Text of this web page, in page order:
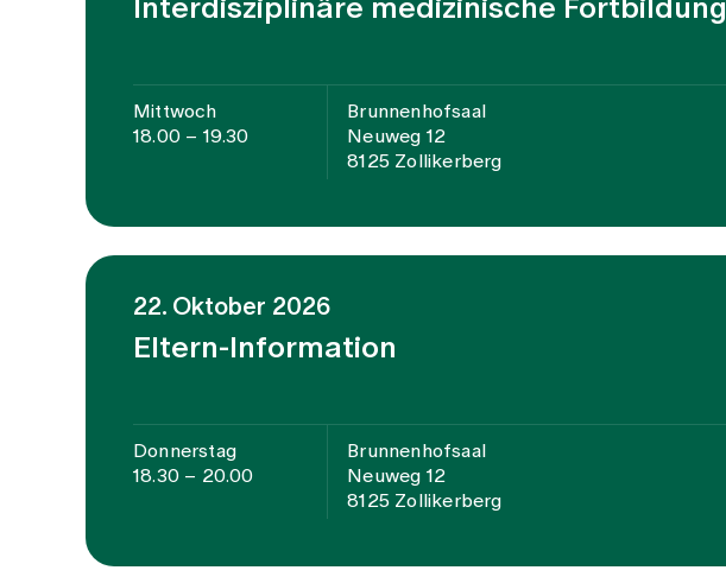
Interdisziplinäre medizinische Fortbildung
Mittwoch
18.00 – 19.30
Brunnenhofsaal
Neuweg 12
8125 Zollikerberg
22. Oktober 2026
Eltern-Information
Donnerstag
18.30 – 20.00
Brunnenhofsaal
Neuweg 12
8125 Zollikerberg